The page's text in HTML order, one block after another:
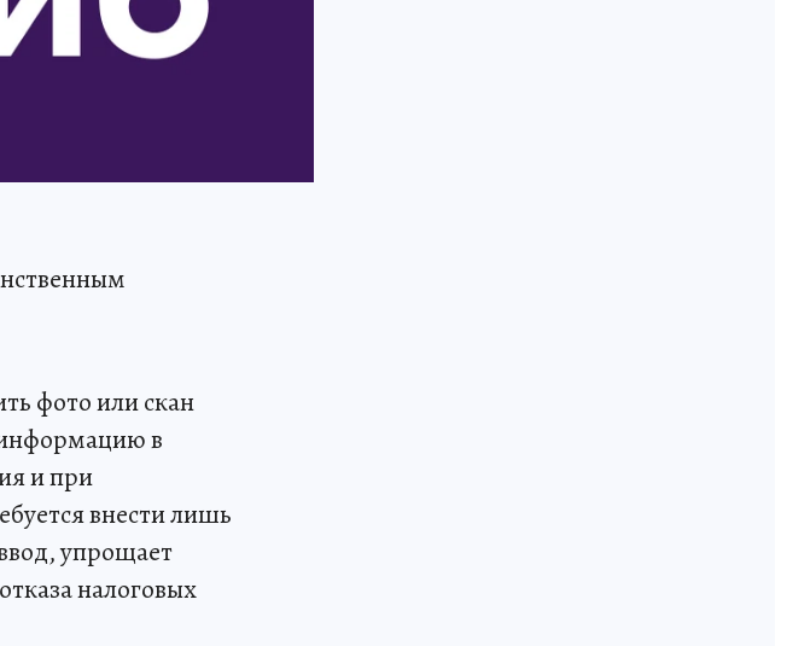
фото или скан
информацию в
и при
внести лишь
упрощает
налоговых